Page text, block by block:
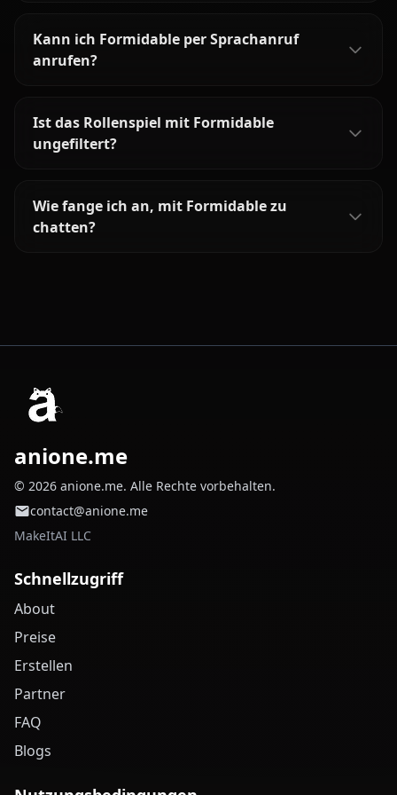
Kann ich Formidable per Sprachanruf
anrufen?
Ist das Rollenspiel mit Formidable
ungefiltert?
Wie fange ich an, mit Formidable zu
chatten?
anione.me
© 2026 anione.me. Alle Rechte vorbehalten.
contact@anione.me
MakeItAI LLC
Schnellzugriff
About
Preise
Erstellen
Partner
FAQ
Blogs